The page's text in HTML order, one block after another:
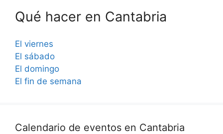
Qué hacer en Cantabria
El viernes
El sábado
El domingo
El fin de semana
Calendario de eventos en Cantabria